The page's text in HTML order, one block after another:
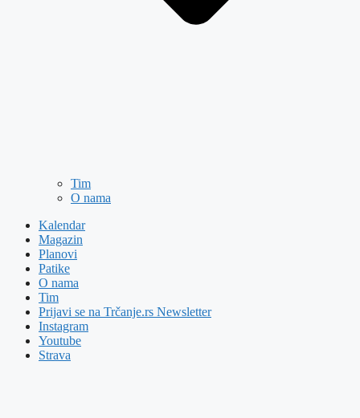
Tim
O nama
Kalendar
Magazin
Planovi
Patike
O nama
Tim
Prijavi se na Trčanje.rs Newsletter
Instagram
Youtube
Strava